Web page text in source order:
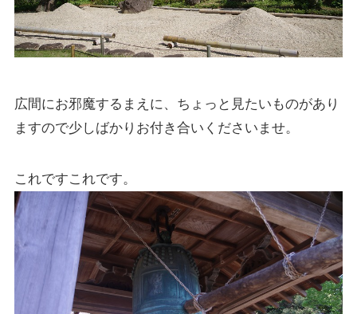
広間にお邪魔するまえに、ちょっと見たいものがあり
ますので少しばかりお付き合いくださいませ。
これですこれです。